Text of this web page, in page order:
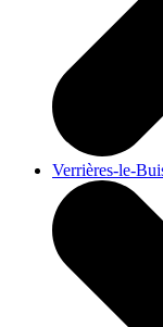
Verrières-le-